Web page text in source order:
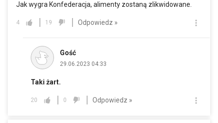
Jak wygra Konfederacja, alimenty zostaną zlikwidowane.
4 19 Odpowiedz »
Gość
29.06.2023 04:33
Taki żart.
20 0 Odpowiedz »